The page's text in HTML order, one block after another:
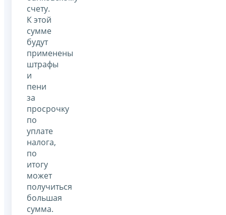
счету.
К этой
сумме
будут
применены
штрафы
и
пени
за
просрочку
по
уплате
налога,
по
итогу
может
получиться
большая
сумма.